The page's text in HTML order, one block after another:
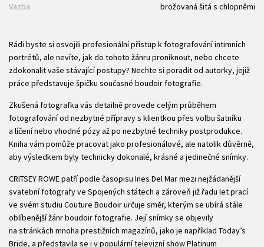
Vazba
brožovaná šitá s chlopněmi
Rádi byste si osvojili profesionální přístup k fotografování intimních
portrétů, ale nevíte, jak do tohoto žánru proniknout, nebo chcete
zdokonalit vaše stávající postupy? Nechte si poradit od autorky, jejíž
práce představuje špičku současné boudoir fotografie.
Zkušená fotografka vás detailně provede celým průběhem
fotografování od nezbytné přípravy s klientkou přes volbu šatníku
a líčení nebo vhodné pózy až po nezbytné techniky postprodukce.
Kniha vám pomůže pracovat jako profesionálové, ale natolik důvěrně,
aby výsledkem byly technicky dokonalé, krásné a jedinečné snímky.
CRITSEY ROWE patří podle časopisu Ines Del Mar mezi nejžádanější
svatební fotografy ve Spojených státech a zároveň již řadu let prací
ve svém studiu Couture Boudoir určuje směr, kterým se ubírá stále
oblíbenější žánr boudoir fotografie. Její snímky se objevily
na stránkách mnoha prestižních magazínů, jako je například Today’s
Bride, a představila se i v populární televizní show Platinum